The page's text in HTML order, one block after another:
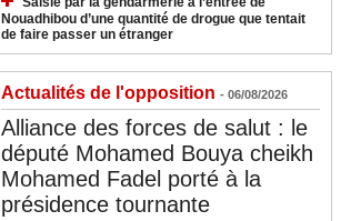
Nouadhibou d’une quantité de drogue que tentait
de faire passer un étranger
Actualités de l'opposition - 06/08/2026
Alliance des forces de salut : le
député Mohamed Bouya cheikh
Mohamed Fadel porté à la
présidence tournante